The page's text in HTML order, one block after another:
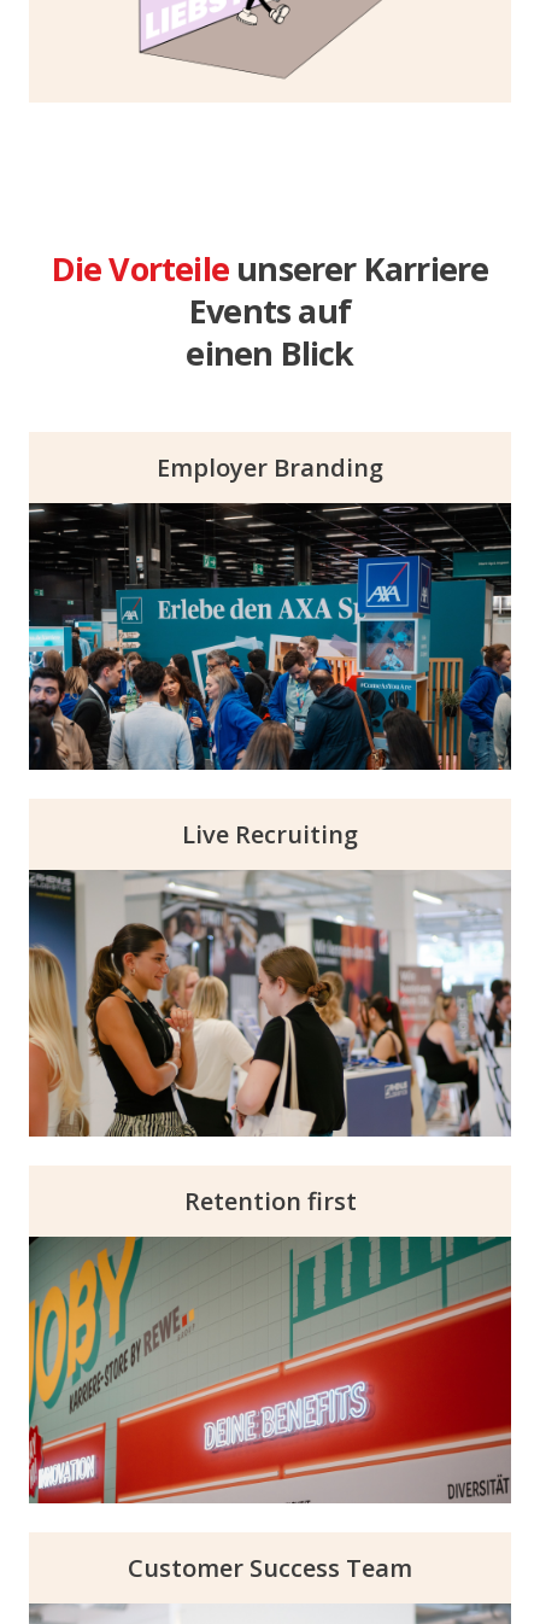
schafft Raum für ein emotionales Erleben.
Die Vorteile unserer Karriere
Events auf
einen Blick
Employer Branding
Stärke deine Employer Brand durch die
gezielte Präsenz und direkte Interaktion mit
potenziellen Talenten und einer hohen
Sichtbarkeit innerhalb unserer
Eventkampagnen sowie vor Ort auf unseren
Karriere Events!
Live Recruiting
Nutze die Macht des direkten Kontakts vor
Ort! Persönliche Gespräche zeigen schnell,
welche Talente zu deiner Brand passen und
verkürzen den Bewerbungsprozess. Ergänze
dies mit unserem TalentBoard, um dich
schon vorab mit passenden Talenten zu
vernetzen.
Retention first
Präsentiere auf unseren Events eure
Unternehmenskultur, Werte und
Arbeitsumgebung. Ein starkes Employer
Branding zieht Kandidat:innen an, die sich
mit eurer Kultur identifizieren können, was
zu einer höheren Mitarbeitendenbindung
führt.
Customer Success Team
Wir kümmern uns um alles – von der Planung